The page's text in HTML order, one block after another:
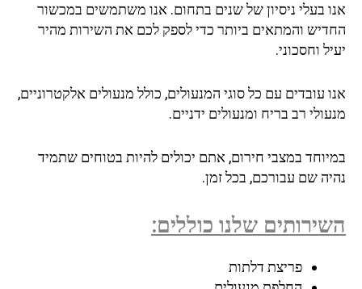
בעלי ניסיון של שנים בתחום. אנו משתמשים במכשור
והמתאים ביותר כדי לספק לכם את השירות מהיר
וחסכוני.
עובדים עם כל סוגי המנעולים, כולל מנעולים אלקטרוניים,
רב בריח ומנעולים ידניים.
במצבי חירום, אתם יכולים להיות בטוחים שתמיד
שם עבורכם, בכל זמן.
שלנו כוללים:
פריצת דלתות